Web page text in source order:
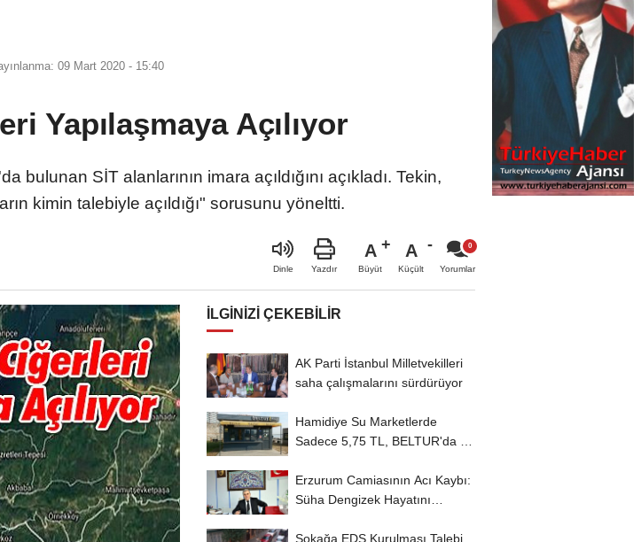
09 Mart 2020 - 15:40
Yapılaşmaya Açılıyor
SİT alanlarının imara açıldığını açıkladı. Tekin,
kimin talebiyle açıldığı" sorusunu yöneltti.
Dinle Yazdır
A
Büyüt
A
Küçült Yorumlar
İLGINIZI ÇEKEBILIR
AK Parti İstanbul Milletvekilleri
saha çalışmalarını sürdürüyor
Hamidiye Su Marketlerde
Sadece 5,75 TL, BELTUR'da 18
Erzurum Camiasının Acı Kaybı:
Süha Dengizek Hayatını
Sokağa EDS Kurulması Talebi